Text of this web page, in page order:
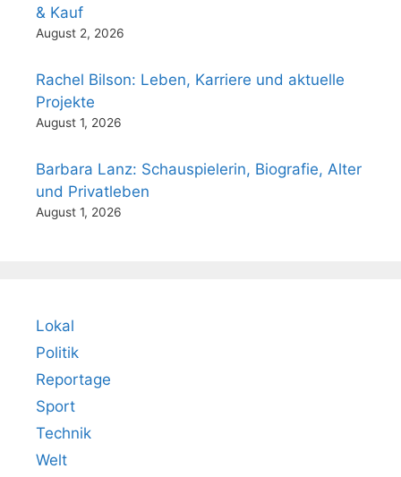
& Kauf
August 2, 2026
Rachel Bilson: Leben, Karriere und aktuelle
Projekte
August 1, 2026
Barbara Lanz: Schauspielerin, Biografie, Alter
und Privatleben
August 1, 2026
Lokal
Politik
Reportage
Sport
Technik
Welt